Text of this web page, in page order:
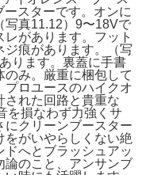
スターです。オンに
写真11.12）9〜18Vで
があります。フット
ジ痕があります。（写
ります。裏蓋に手書
のみ。厳重に梱包して
ロユースのハイクオ
された回路と貴重な
を損なわず力強くサ
にクリーンブースター
がいやらしくない絶
へとブラッシュアッ
論のこと、アンサンブ